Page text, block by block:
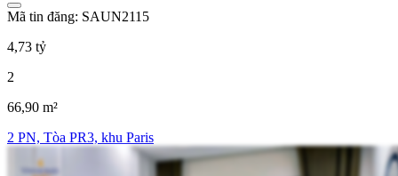
Mã tin đăng: SAUN2115
4,73 tỷ
2
66,90 m²
2 PN, Tòa PR3, khu Paris